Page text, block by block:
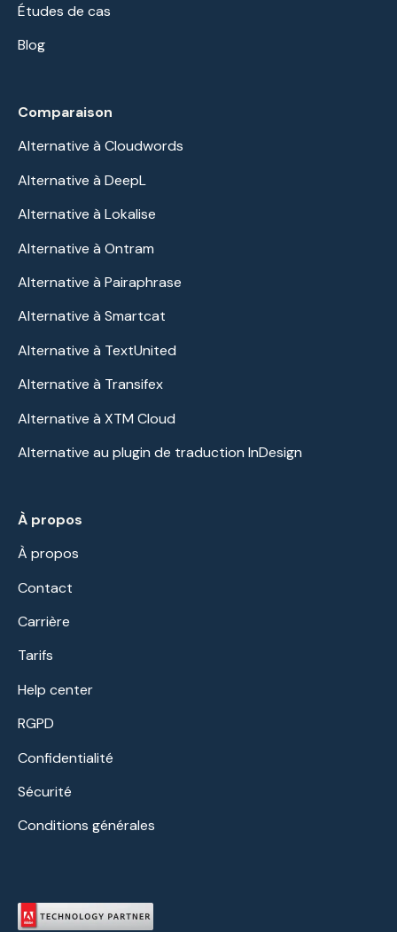
Études de cas
Blog
Comparaison
Alternative à Cloudwords
Alternative à DeepL
Alternative à Lokalise
Alternative à Ontram
Alternative à Pairaphrase
Alternative à Smartcat
Alternative à TextUnited
Alternative à Transifex
Alternative à XTM Cloud
Alternative au plugin de traduction InDesign
À propos
À propos
Contact
Carrière
Tarifs
Help center
RGPD
Confidentialité
Sécurité
Conditions générales